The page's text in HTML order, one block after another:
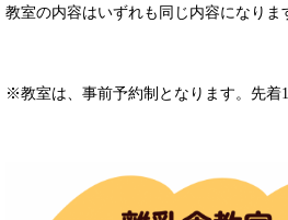
教室の内容はいずれも同じ内容になりま
※教室は、事前予約制となります。先着